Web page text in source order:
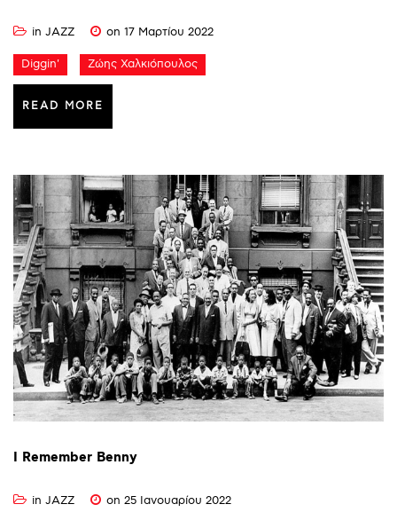
in JAZZ on 17 Μαρτίου 2022
Diggin' Ζώης Χαλκιόπουλος
READ MORE
I Remember Benny
in JAZZ on 25 Ιανουαρίου 2022